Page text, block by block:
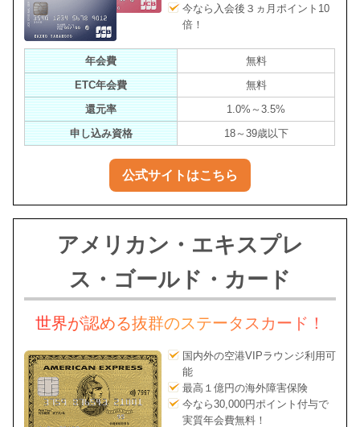
今なら入会後３ヵ月ポイント10
倍！
年会費
無料
ETC年会費
無料
還元率
1.0%～3.5%
申し込み資格
18～39歳以下
公式サイトはこちら
アメリカン・エキスプレ
ス・ゴールド・カード
世界が認める抜群のステータスカード！
国内外の空港VIPラウンジ利用可
能
最高１億円の海外障害保険
今なら30,000円ポイント付与で
実質年会費無料！